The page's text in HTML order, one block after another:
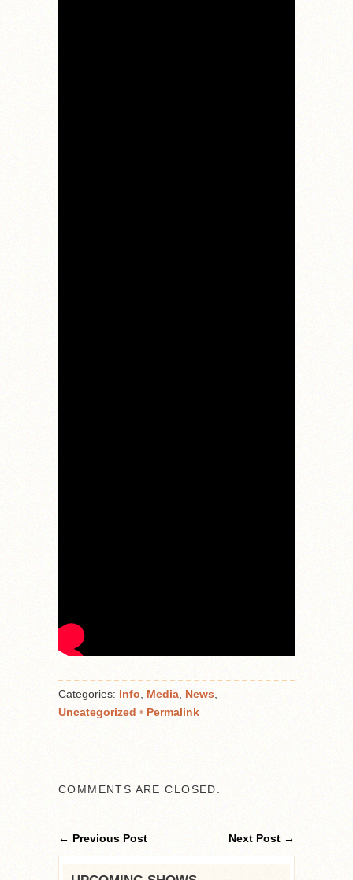
Categories: Info Media News
Uncategorized • Permalink
COMMENTS ARE CLOSED.
← Previous Post Next Post →